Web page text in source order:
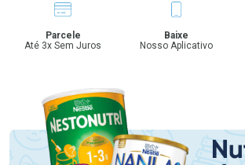
Parcele
Até 3x Sem Juros
Baixe
Nosso Aplicativo